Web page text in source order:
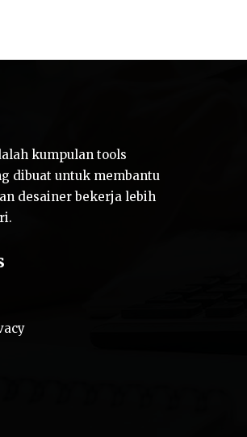
kumpulan tools
dibuat untuk membantu
desainer bekerja lebih